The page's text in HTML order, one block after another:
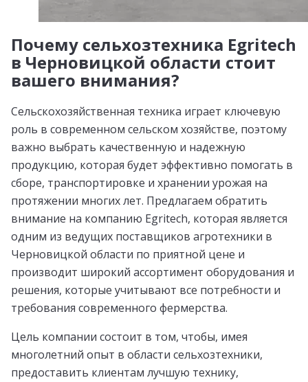
Почему сельхозтехника Egritech
в Черновицкой области стоит
вашего внимания?
Сельскохозяйственная техника играет ключевую
роль в современном сельском хозяйстве, поэтому
важно выбрать качественную и надежную
продукцию, которая будет эффективно помогать в
сборе, транспортировке и хранении урожая на
протяжении многих лет. Предлагаем обратить
внимание на компанию Egritech, которая является
одним из ведущих поставщиков агротехники в
Черновицкой области по приятной цене и
производит широкий ассортимент оборудования и
решения, которые учитывают все потребности и
требования современного фермерства.
Цель компании состоит в том, чтобы, имея
многолетний опыт в области сельхозтехники,
предоставить клиентам лучшую технику,